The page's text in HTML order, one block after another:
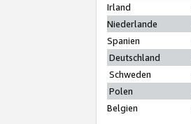
Irland
Niederlande
Spanien
Deutschland
Schweden
Polen
Belgien